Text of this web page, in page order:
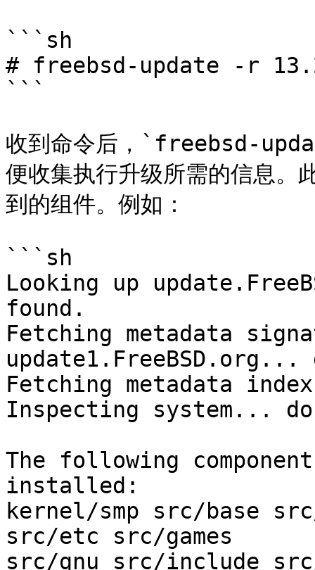
```sh
# freebsd-update -r
```
收到命令后，`freebsd-
便收集执行升级所需的信息。
到的组件。例如：
```sh
Looking up
found.
Fetching metadata
update1.FreeBSD.org...
Fetching metadata
Inspecting system...
The following
installed:
kernel/smp src/base
src/etc src/games
src/gnu src/include